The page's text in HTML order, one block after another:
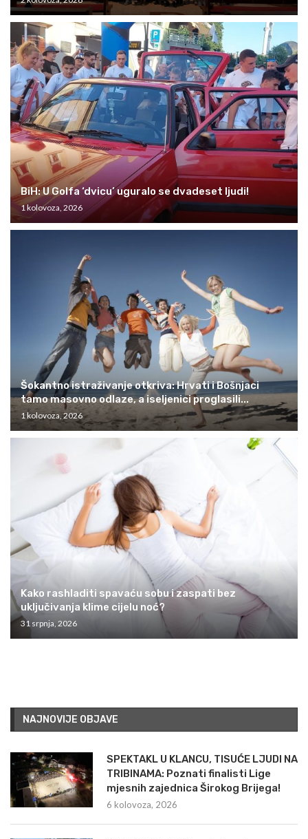
BiH: U Golfa ‘dvicu’ uguralo se dvadeset ljudi!
1 kolovoza, 2026
Šokantno istraživanje otkriva: Hrvati i Bošnjaci
tamo masovno odlaze, a iseljenici proglasili...
1 kolovoza, 2026
Kako rashladiti spavaću sobu i zaspati bez
uključivanja klime cijelu noć?
31 srpnja, 2026
NAJNOVIJE OBJAVE
SPEKTAKL U KLANCU, TISUĆE LJUDI NA
TRIBINAMA: Poznati finalisti Lige
mjesnih zajednica Širokog Brijega!
6 kolovoza, 2026